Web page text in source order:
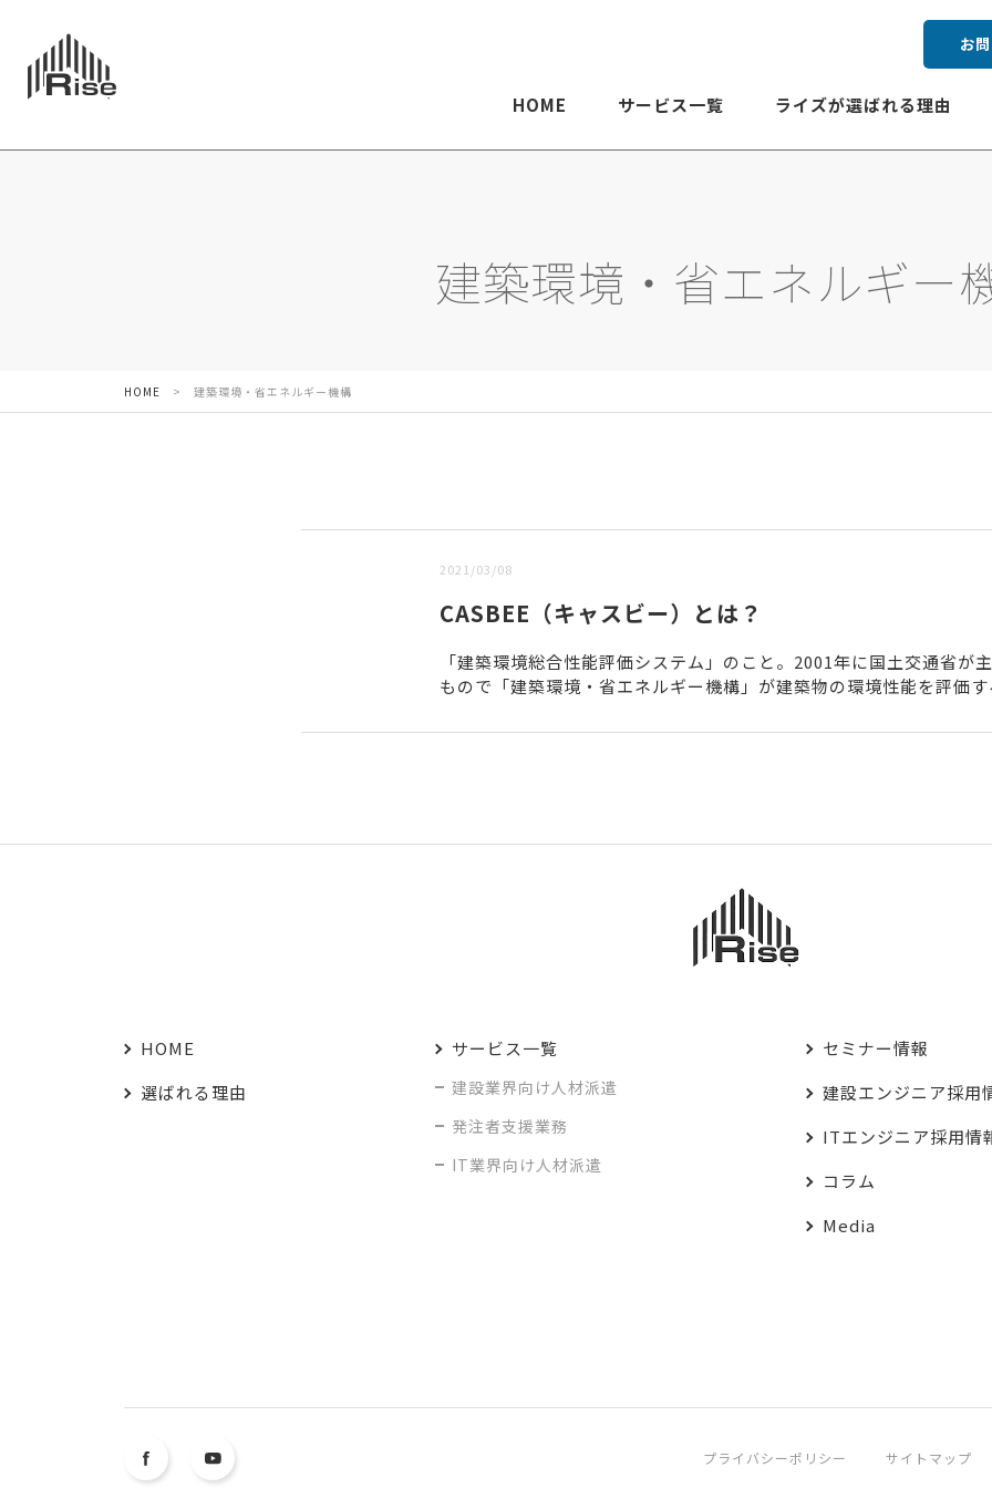
お
HOME サービス一覧 ライズが選ばれる理由
建築環境・省エネルギー
HOME > 建築環境・省エネルギー機構
2021/03/08
CASBEE（キャスビー）とは？
「建築環境総合性能評価システム」のこと。2001年に国土交通省が
もので「建築環境・省エネルギー機構」が建築物の環境性能を評価す
HOME
選ばれる理由
サービス一覧
建設業界向け人材派遣
発注者支援業務
IT業界向け人材派遣
セミナー情報
建設エンジニア採用
ITエンジニア採用情
コラム
Media
プライバシーポリシー サイトマップ